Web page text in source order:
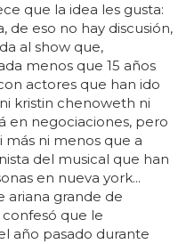
que la idea les gusta:
de eso no hay discusión,
al show que,
menos que 15 años
actores que han ido
kristin chenoweth ni
en negociaciones, pero
ni menos que a
del musical que han
en nueva york...
ariana grande de
confesó que le
año pasado durante